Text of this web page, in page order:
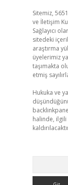
Sitemiz,
ve İletişim
Sağlayıcı
sitedeki
araştırma
üyelerimiz
taşımakta
etmiş
Hukuka ve
halinde,